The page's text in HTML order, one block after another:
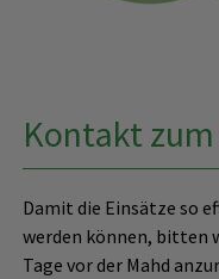
Kontakt
Damit die Einsätze so
werden können, bitten
Tage vor der Mahd